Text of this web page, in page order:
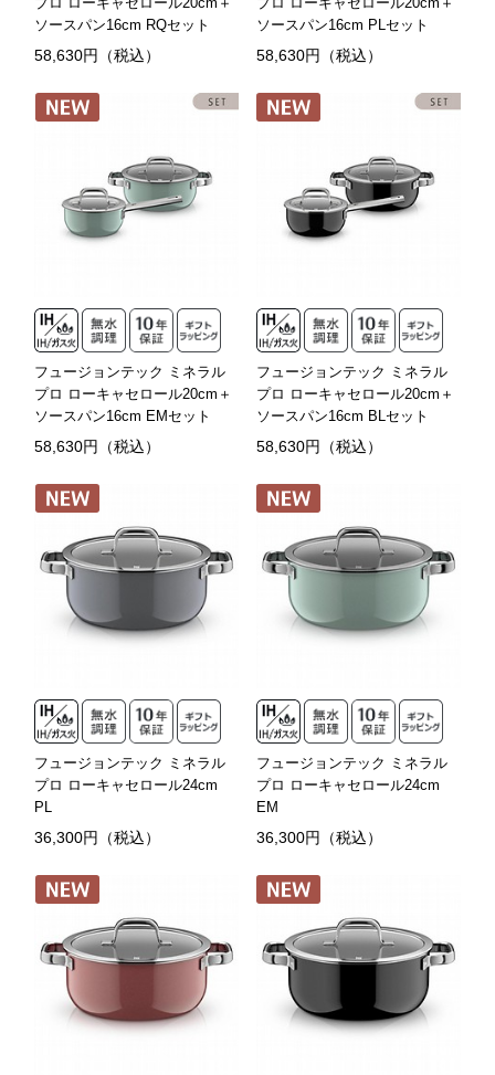
ソースパン16cm RQセット
58,630円（税込）
ソースパン16cm PLセット
58,630円（税込）
フュージョンテック ミネラル
プロ ローキャセロール20cm＋
ソースパン16cm EMセット
58,630円（税込）
フュージョンテック ミネラル
プロ ローキャセロール20cm＋
ソースパン16cm BLセット
58,630円（税込）
フュージョンテック ミネラル
プロ ローキャセロール24cm
PL
36,300円（税込）
フュージョンテック ミネラル
プロ ローキャセロール24cm
EM
36,300円（税込）